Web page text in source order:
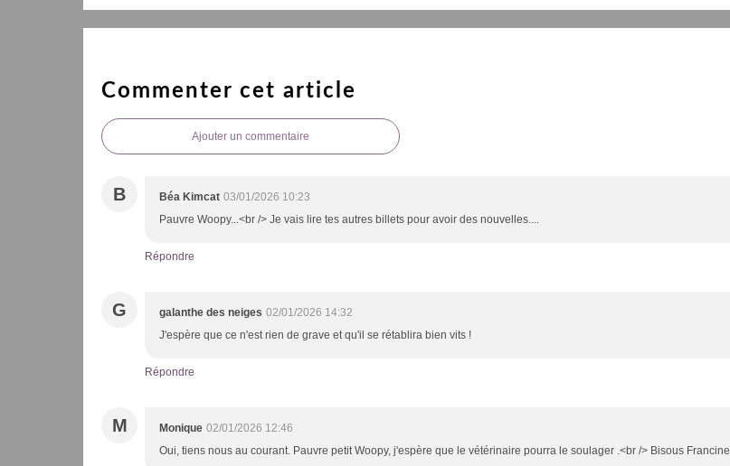
Commenter cet article
Ajouter un commentaire
B Béa Kimcat 03/01/2026 10:23
Pauvre Woopy...<br /> Je vais lire tes autres billets pour avoir des nouvelles....
Répondre
G galanthe des neiges 02/01/2026 14:32
J'espère que ce n'est rien de grave et qu'il se rétablira bien vits !
Répondre
M Monique 02/01/2026 12:46
Oui, tiens nous au courant. Pauvre petit Woopy, j'espère que le vétérinaire pourra le soulager .<br /> Bisous Francine.